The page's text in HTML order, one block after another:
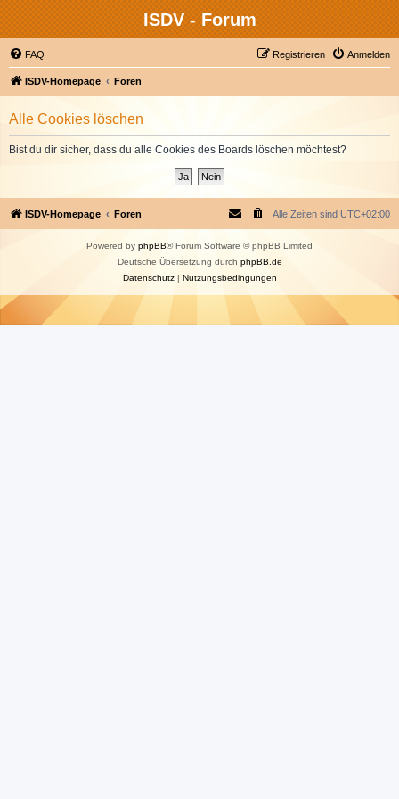
ISDV - Forum
FAQ Anmelden
Registrieren
ISDV-Homepage Foren
Alle Cookies löschen
Bist du dir sicher, dass du alle Cookies des Boards löschen möchtest?
ISDV-Homepage Foren Alle Zeiten sind UTC+02:00
Powered by phpBB® Forum Software © phpBB Limited
Deutsche Übersetzung durch phpBB.de
Datenschutz| Nutzungsbedingungen